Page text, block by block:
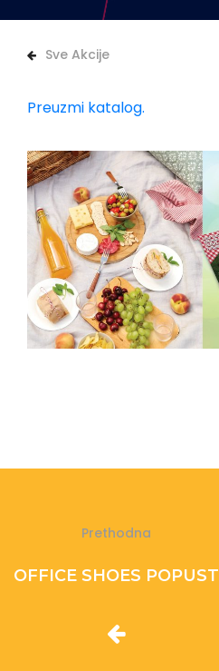
Sve Akcije
Preuzmi katalog.
Prethodna
OFFICE SHOES POPUST